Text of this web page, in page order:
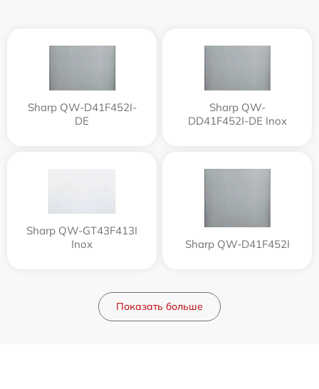
Sharp QW-D41F452I-
DE
Sharp QW-
DD41F452I-DE Inox
Sharp QW-GT43F413I
Inox
Sharp QW-D41F452I
Показать больше